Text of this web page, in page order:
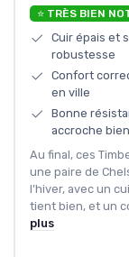
⭐ TRÈS BIEN
Cuir épais et
robustesse
Confort
en ville
Bonne
accroche bien
Au final, ces
une paire de
l’hiver, avec un
tient bien, et un
plus